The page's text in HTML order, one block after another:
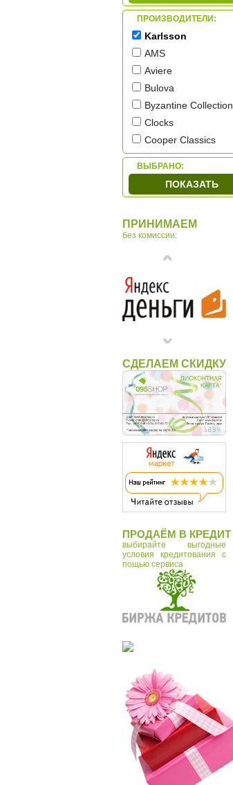
ПРОИЗВОДИТЕЛИ:
Karlsson
AMS
Aviere
Bulova
Byzantine Collection
Clocks
Cooper Classics
Galaxy
Granat
Howard Miller
LEFF
MADO
Newgate
Ponyglass
Rhythm
San`decor
Sea Power
Seiko
Timeworks
Tomas Stern
Tonin Casa
Vostok
Макей
ВЫБРАНО:
ПОКАЗАТЬ
ПРИНИМАЕМ
без комиссии:
СДЕЛАЕМ СКИДКУ
ПРОДАЁМ В КРЕДИТ
выбирайте выгодные
условия кредитования с
пощью сервиса